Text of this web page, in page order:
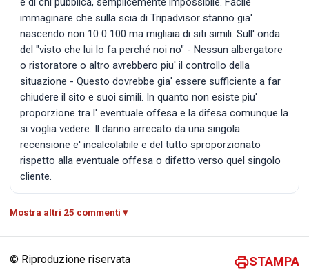
immaginare che sulla scia di Tripadvisor stanno gia'
nascendo non 10 0 100 ma migliaia di siti simili. Sull' onda
del "visto che lui lo fa perché noi no" - Nessun albergatore
o ristoratore o altro avrebbero piu' il controllo della
situazione - Questo dovrebbe gia' essere sufficiente a far
chiudere il sito e suoi simili. In quanto non esiste piu'
proporzione tra l' eventuale offesa e la difesa comunque la
si voglia vedere. Il danno arrecato da una singola
recensione e' incalcolabile e del tutto sproporzionato
rispetto alla eventuale offesa o difetto verso quel singolo
cliente.
Mostra altri 25 commenti
© Riproduzione riservata STAMPA